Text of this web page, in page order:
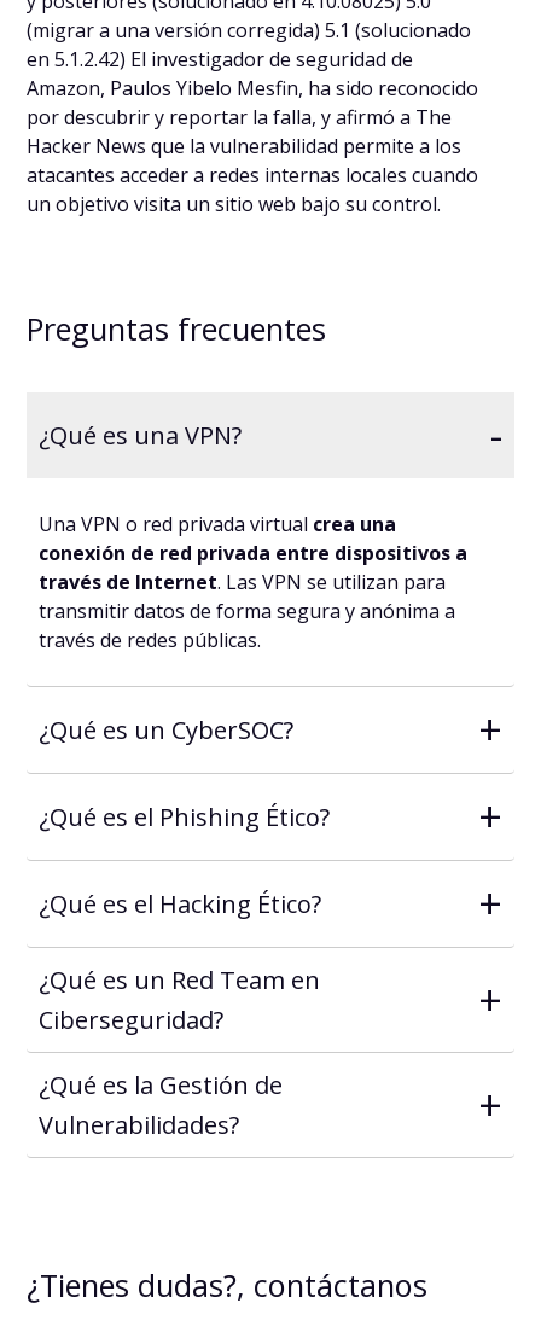
(migrar a una versión corregida) 5.1 (solucionado
en 5.1.2.42) El investigador de seguridad de
Amazon, Paulos Yibelo Mesfin, ha sido reconocido
por descubrir y reportar la falla, y afirmó a The
Hacker News que la vulnerabilidad permite a los
atacantes acceder a redes internas locales cuando
un objetivo visita un sitio web bajo su control.
Preguntas frecuentes
¿Qué es una VPN? -
Una VPN o red privada virtual crea una
conexión de red privada entre dispositivos a
través de Internet. Las VPN se utilizan para
transmitir datos de forma segura y anónima a
través de redes públicas.
¿Qué es un CyberSOC? +
¿Qué es el Phishing Ético? +
¿Qué es el Hacking Ético? +
¿Qué es un Red Team en
Ciberseguridad?
+
¿Qué es la Gestión de
Vulnerabilidades?
+
¿Tienes dudas?, contáctanos